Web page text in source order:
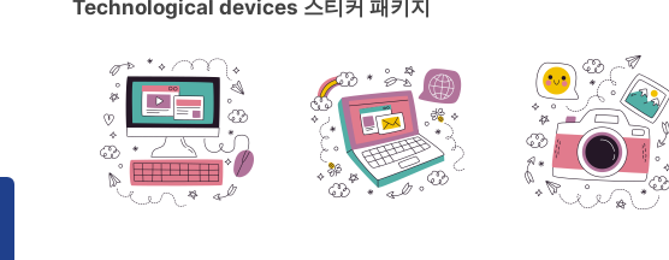
Technological devices 스티커 패키지